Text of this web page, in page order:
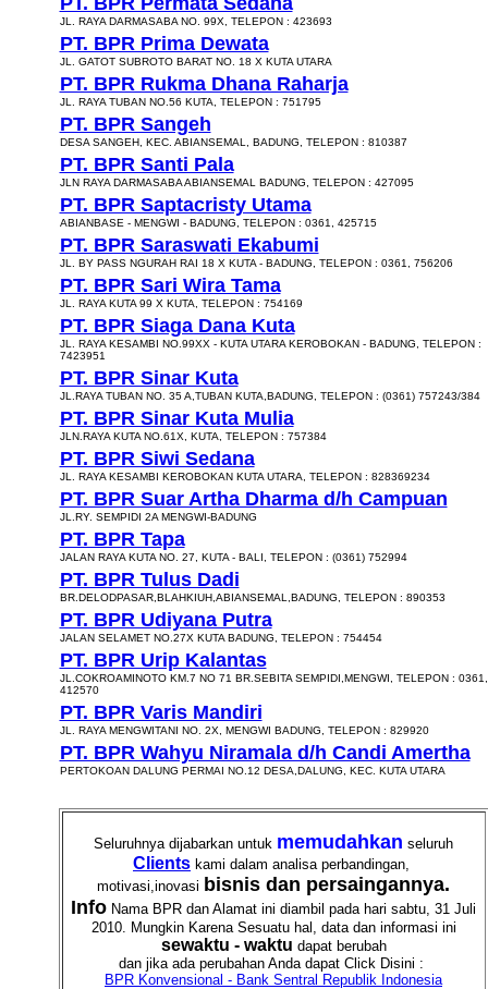
JL. RAYA DARMASABA NO. 99X, TELEPON : 423693
PT. BPR Prima Dewata
JL. GATOT SUBROTO BARAT NO. 18 X KUTA UTARA
PT. BPR Rukma Dhana Raharja
JL. RAYA TUBAN NO.56 KUTA, TELEPON : 751795
PT. BPR Sangeh
DESA SANGEH, KEC. ABIANSEMAL, BADUNG, TELEPON : 810387
PT. BPR Santi Pala
JLN RAYA DARMASABA ABIANSEMAL BADUNG, TELEPON : 427095
PT. BPR Saptacristy Utama
ABIANBASE - MENGWI - BADUNG, TELEPON : 0361, 425715
PT. BPR Saraswati Ekabumi
JL. BY PASS NGURAH RAI 18 X KUTA - BADUNG, TELEPON : 0361, 756206
PT. BPR Sari Wira Tama
JL. RAYA KUTA 99 X KUTA, TELEPON : 754169
PT. BPR Siaga Dana Kuta
JL. RAYA KESAMBI NO.99XX - KUTA UTARA KEROBOKAN - BADUNG, TELEPON :
7423951
PT. BPR Sinar Kuta
JL.RAYA TUBAN NO. 35 A,TUBAN KUTA,BADUNG, TELEPON : (0361) 757243/384
PT. BPR Sinar Kuta Mulia
JLN.RAYA KUTA NO.61X, KUTA, TELEPON : 757384
PT. BPR Siwi Sedana
JL. RAYA KESAMBI KEROBOKAN KUTA UTARA, TELEPON : 828369234
PT. BPR Suar Artha Dharma d/h Campuan
JL.RY. SEMPIDI 2A MENGWI-BADUNG
PT. BPR Tapa
JALAN RAYA KUTA NO. 27, KUTA - BALI, TELEPON : (0361) 752994
PT. BPR Tulus Dadi
BR.DELODPASAR,BLAHKIUH,ABIANSEMAL,BADUNG, TELEPON : 890353
PT. BPR Udiyana Putra
JALAN SELAMET NO.27X KUTA BADUNG, TELEPON : 754454
PT. BPR Urip Kalantas
JL.COKROAMINOTO KM.7 NO 71 BR.SEBITA SEMPIDI,MENGWI, TELEPON : 0361,
412570
PT. BPR Varis Mandiri
JL. RAYA MENGWITANI NO. 2X, MENGWI BADUNG, TELEPON : 829920
PT. BPR Wahyu Niramala d/h Candi Amertha
PERTOKOAN DALUNG PERMAI NO.12 DESA,DALUNG, KEC. KUTA UTARA
Seluruhnya dijabarkan untuk memudahkan seluruh
Clients kami dalam analisa perbandingan,
motivasi,inovasi bisnis dan persaingannya.
Info Nama BPR dan Alamat ini diambil pada hari sabtu, 31 Juli
2010. Mungkin Karena Sesuatu hal, data dan informasi ini
sewaktu - waktu dapat berubah
dan jika ada perubahan Anda dapat Click Disini :
BPR Konvensional - Bank Sentral Republik Indonesia